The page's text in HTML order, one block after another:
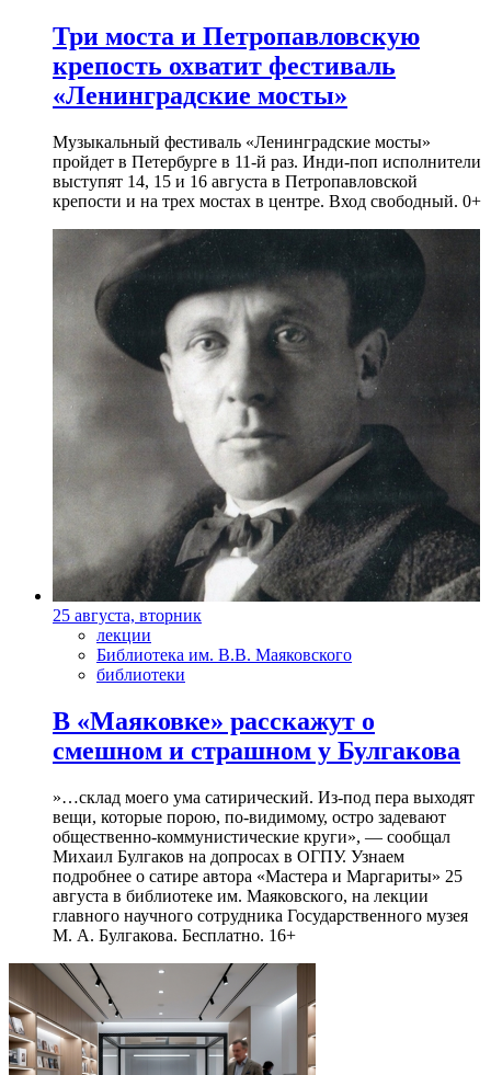
Три моста и Петропавловскую
крепость охватит фестиваль
«Ленинградские мосты»
Музыкальный фестиваль «Ленинградские мосты»
пройдет в Петербурге в 11-й раз. Инди-поп исполнители
выступят 14, 15 и 16 августа в Петропавловской
крепости и на трех мостах в центре. Вход свободный. 0+
25 августа, вторник
лекции
Библиотека им. В.В. Маяковского
библиотеки
В «Маяковке» расскажут о
смешном и страшном у Булгакова
»…склад моего ума сатирический. Из-под пера выходят
вещи, которые порою, по-видимому, остро задевают
общественно-коммунистические круги», — сообщал
Михаил Булгаков на допросах в ОГПУ. Узнаем
подробнее о сатире автора «Мастера и Маргариты» 25
августа в библиотеке им. Маяковского, на лекции
главного научного сотрудника Государственного музея
М. А. Булгакова. Бесплатно. 16+